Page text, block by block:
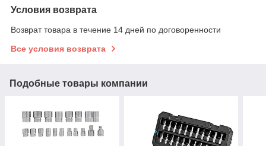
Условия возврата
Возврат товара в течение 14 дней по договоренности
Все условия возврата
Подобные товары компании